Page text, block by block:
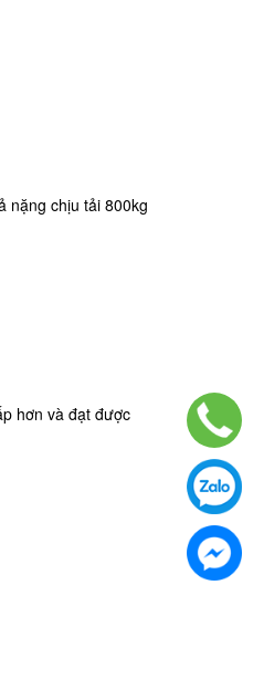
nặng chịu tải 800kg
hơn và đạt được